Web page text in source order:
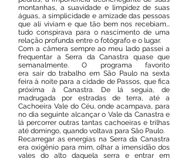
montanhas, a suavidade e limpidez de suas
águas, a simplicidade e amizade das pessoas
que ali viviam e que tão bem nos recebiam...
tudo conspirava para o nascimento de uma
relação profunda entre o fotógrafo e o lugar.
Com a câmera sempre ao meu lado passei a
frequentar a Serra da Canastra quase que
semanalmente. O programa favorito
era sair do trabalho em São Paulo na sexta
feira à noite para a cidade de Passos, que fica
próxima à Canastra. De lá seguia, de
madrugada por estradas de terra, até a
Cachoeira Vale do Céu, onde acampava, para
no dia seguinte alcançar o Vale da Canastra e
lá percorrer outras tantas cachoeiras e trilhas
até domingo, quando voltava para São Paulo.
Recarregar as energias na Serra da Canastra
era oxigênio para mim, olhar a imensidão dos
vales do alto daquela serra e entrar em